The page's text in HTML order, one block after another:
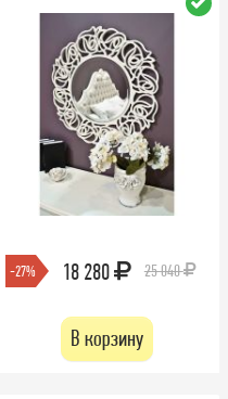
-27% 18 280 25 040
В корзину